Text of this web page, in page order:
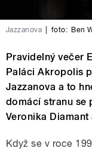
Jazzanova foto: Ben
Pravidelný večer
Paláci Akropolis
Jazzanova a to
domácí stranu se
Veronika
Když se v roce